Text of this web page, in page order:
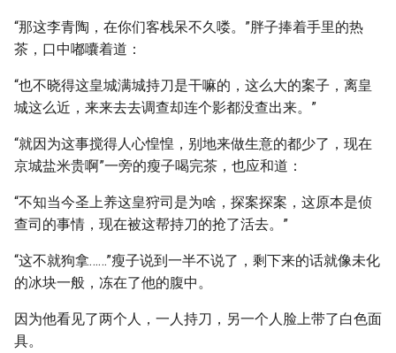
“那这李青陶，在你们客栈呆不久喽。”胖子捧着手里的热
茶，口中嘟囔着道：
“也不晓得这皇城满城持刀是干嘛的，这么大的案子，离皇
城这么近，来来去去调查却连个影都没查出来。”
“就因为这事搅得人心惶惶，别地来做生意的都少了，现在
京城盐米贵啊”一旁的瘦子喝完茶，也应和道：
“不知当今圣上养这皇狩司是为啥，探案探案，这原本是侦
查司的事情，现在被这帮持刀的抢了活去。”
“这不就狗拿……”瘦子说到一半不说了，剩下来的话就像未化
的冰块一般，冻在了他的腹中。
因为他看见了两个人，一人持刀，另一个人脸上带了白色面
具。